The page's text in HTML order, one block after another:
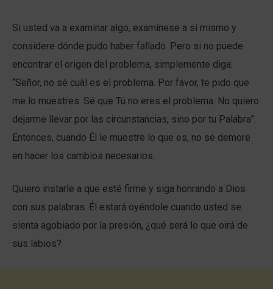
Si usted va a examinar algo, examínese a sí mismo y
considere dónde pudo haber fallado. Pero si no puede
encontrar el origen del problema, simplemente diga:
“Señor, no sé cuál es el problema. Por favor, te pido que
me lo muestres. Sé que Tú no eres el problema. No quiero
dejarme llevar por las circunstancias, sino por tu Palabra”.
Entonces, cuando Él le muestre lo que es, no se demore
en hacer los cambios necesarios.
Quiero instarle a que esté firme y siga honrando a Dios
con sus palabras. Él estará oyéndole cuando usted se
sienta agobiado por la presión, ¿qué será lo que oirá de
sus labios?